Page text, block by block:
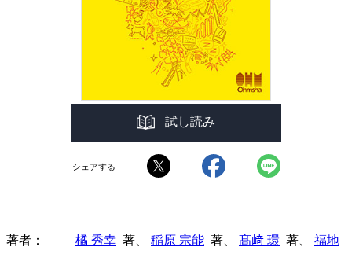
試し読み
シェアする
著者 橘 秀幸 著、 稲原 宗能 著、 髙﨑 環 著、 福地